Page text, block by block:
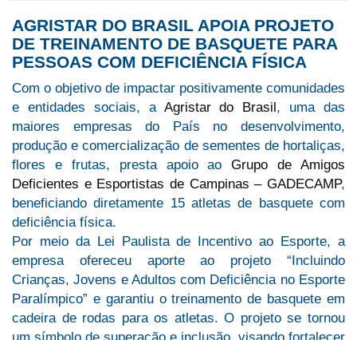
AGRISTAR DO BRASIL APOIA PROJETO
DE TREINAMENTO DE BASQUETE PARA
PESSOAS COM DEFICIÊNCIA FÍSICA
Com o objetivo de impactar positivamente comunidades
e entidades sociais, a Agristar do Brasil, uma das
maiores empresas do País no desenvolvimento,
produção e comercialização de sementes de hortaliças,
flores e frutas, presta apoio aoGrupo de Amigos
Deficientes e Esportistas de Campinas – GADECAMP,
beneficiando diretamente 15 atletas de basquete com
deficiência física.
Por meio da Lei Paulista de Incentivo ao Esporte, a
empresa ofereceu aporte ao projeto “Incluindo
Crianças, Jovens e Adultos com Deficiência no Esporte
Paralímpico” e garantiu o treinamento de basquete em
cadeira de rodas para os atletas. O projeto se tornou